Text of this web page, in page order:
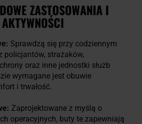
ZASTOSOWANIA I
AKTYWNOŚCI
Sprawdzą się przy codziennym
policjantów, strażaków,
oraz inne jednostki służb
wymagane jest obuwie
i trwałość.
Zaprojektowane z myślą o
operacyjnych, buty te zapewniają